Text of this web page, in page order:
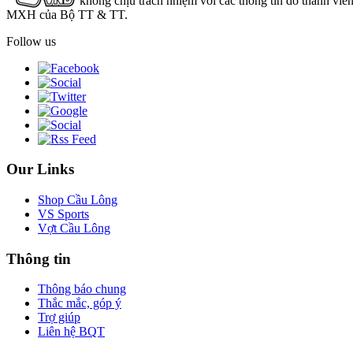
MXH của Bộ TT & TT.
Follow us
Our Links
Shop Cầu Lông
VS Sports
Vợt Cầu Lông
Thông tin
Thông báo chung
Thắc mắc, góp ý
Trợ giúp
Liên hệ BQT